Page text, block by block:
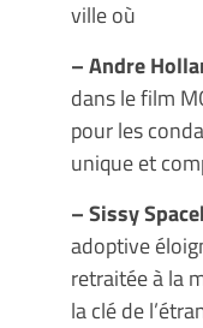
ville où
– Andre
dans le film
pour les
unique et
– Sissy
adoptive
retraitée à la
la clé de